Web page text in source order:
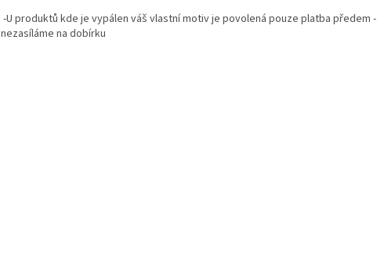
-U produktů kde je vypálen váš vlastní motiv je povolená pouze platba předem -
nezasíláme na dobírku